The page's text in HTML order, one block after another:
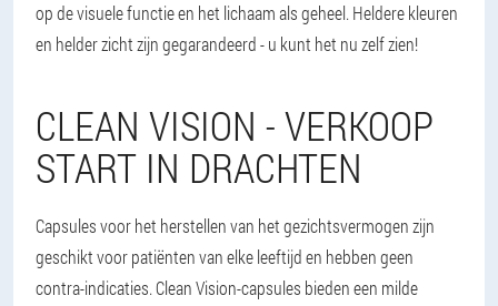
op de visuele functie en het lichaam als geheel. Heldere kleuren
en helder zicht zijn gegarandeerd - u kunt het nu zelf zien!
CLEAN VISION - VERKOOP
START IN DRACHTEN
Capsules voor het herstellen van het gezichtsvermogen zijn
geschikt voor patiënten van elke leeftijd en hebben geen
contra-indicaties. Clean Vision-capsules bieden een milde